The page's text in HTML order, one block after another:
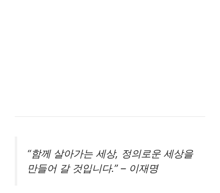
“함께 살아가는 세상, 정의로운 세상을
만들어 갈 것입니다.” – 이재명